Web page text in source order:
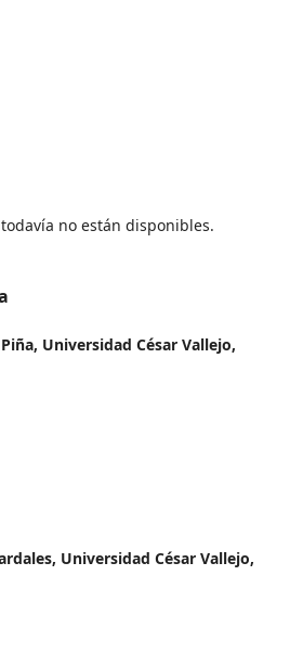
no están disponibles.
Universidad César Vallejo,
Universidad César Vallejo,